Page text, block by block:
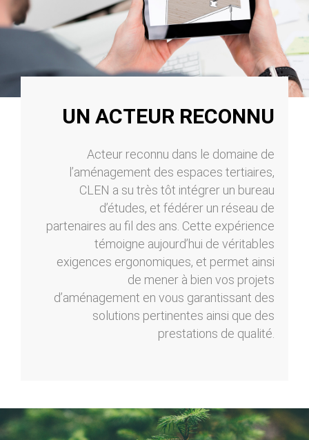
UN ACTEUR RECONNU
Acteur reconnu dans le domaine de
l’aménagement des espaces tertiaires,
CLEN a su très tôt intégrer un bureau
d’études, et fédérer un réseau de
partenaires au fil des ans. Cette expérience
témoigne aujourd’hui de véritables
exigences ergonomiques, et permet ainsi
de mener à bien vos projets
d’aménagement en vous garantissant des
solutions pertinentes ainsi que des
prestations de qualité.